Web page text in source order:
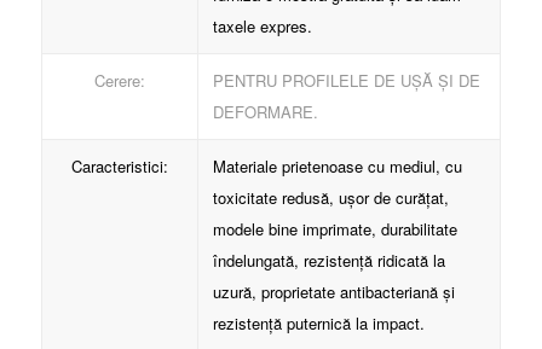
taxele expres.
Cerere:
PENTRU PROFILELE DE UȘĂ ȘI DE
DEFORMARE.
Caracteristici:
Materiale prietenoase cu mediul, cu
toxicitate redusă, ușor de curățat,
modele bine imprimate, durabilitate
îndelungată, rezistență ridicată la
uzură, proprietate antibacteriană și
rezistență puternică la impact.